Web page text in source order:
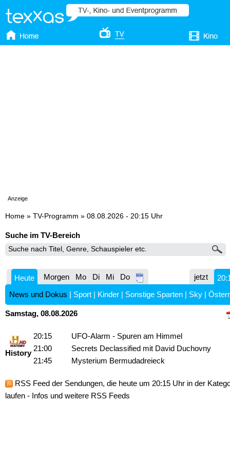
Anzeige
Home » TV-Programm » 08.08.2026 - 20:15 Uhr
Suche im TV-Bereich
Heute Morgen Mo Di Mi Do jetzt
News und Dokus | Sport | Kinder | Sonstige Sparten | Sky |
Samstag, 08.08.2026
History
20:15
UFO-Alarm - Spuren am Himmel
21:00
Secrets Declassified mit David Duchovny
21:45
Mysterium Bermudadreieck
RSS Feed der Sendungen, die heute um 20:15 Uhr in der
laufen - Infos und weitere RSS Feeds